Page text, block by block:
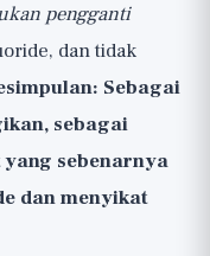
pengganti
dan tidak
Sebagai
sebagai
sebenarnya
dan menyikat